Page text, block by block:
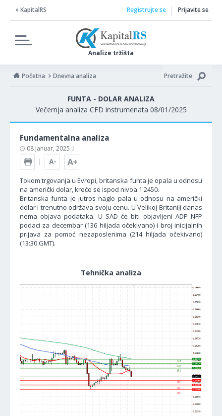
KapitalRS
Analize tržišta
Registrujte se Prijavite se
Početna Dnevna analiza Pretražite
FUNTA - DOLAR ANALIZA
Večernja analiza CFD instrumenata 08/01/2025
Fundamentalna analiza
08 januar, 2025
Tokom trgovanja u Evropi, britanska funta je opala u odnosu
na američki dolar, kreće se ispod nivoa 1.2450.
Britanska funta je jutros naglo pala u odnosu na američki
dolar i trenutno održava svoju cenu. U Velikoj Britaniji danas
nema objava podataka. U SAD će biti objavljeni ADP NFP
podaci za decembar (136 hiljada očekivano) i broj inicijalnih
prijava za pomoć nezaposlenima (214 hiljada očekivano)
(13:30 GMT).
Tehnička analiza